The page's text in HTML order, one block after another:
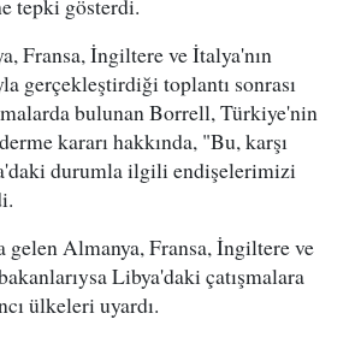
tepki gösterdi.
Fransa, İngiltere ve İtalya'nın
gerçekleştirdiği toplantı sonrası
bulunan Borrell, Türkiye'nin
kararı hakkında, "Bu, karşı
durumla ilgili endişelerimizi
Almanya, Fransa, İngiltere ve
Libya'daki çatışmalara
ülkeleri uyardı.